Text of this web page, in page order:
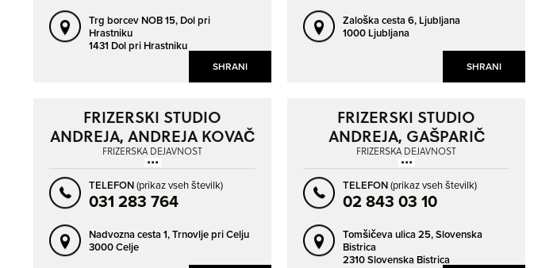
SHRANI
Trg borcev NOB 15, Dol pri
Hrastniku
1431 Dol pri Hrastniku
SHRANI
Zaloška cesta 6, Ljubljana
1000 Ljubljana
FRIZERSKI STUDIO
ANDREJA, ANDREJA KOVAČ
S.P.
FRIZERSKA DEJAVNOST
TELEFON(prikaz vseh številk)
031 283 764
Nadvozna cesta 1,Trnovlje pri Celju
3000 Celje
FRIZERSKI STUDIO
ANDREJA, GAŠPARIČ
ANDREJA S.P.
FRIZERSKA DEJAVNOST
TELEFON(prikaz vseh številk)
02 843 03 10
Tomšičeva ulica 25,Slovenska
Bistrica
2310 Slovenska Bistrica